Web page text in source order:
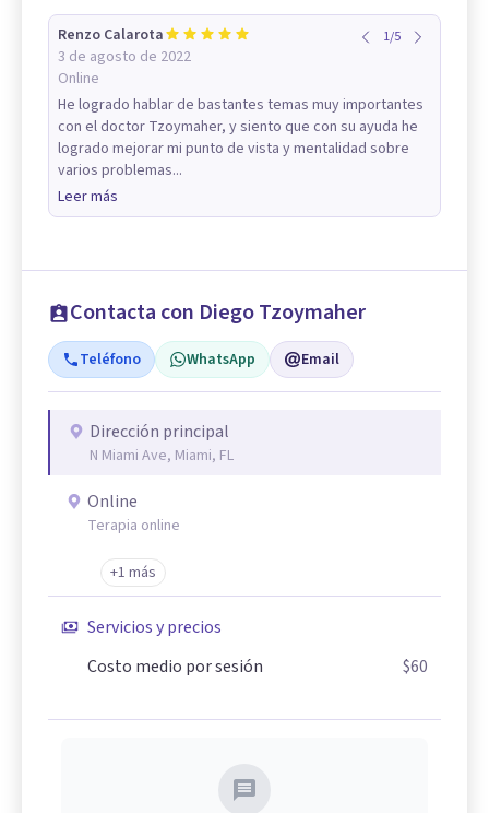
Renzo Calarota
3 de agosto de 2022
Online
1/5
He logrado hablar de bastantes temas muy importantes
con el doctor Tzoymaher, y siento que con su ayuda he
logrado mejorar mi punto de vista y mentalidad sobre
varios problemas...
Leer más
Contacta con Diego Tzoymaher
Teléfono WhatsApp Email
Dirección principal
N Miami Ave, Miami, FL
Online
Terapia online
+1 más
Servicios y precios
Costo medio por sesión
$60